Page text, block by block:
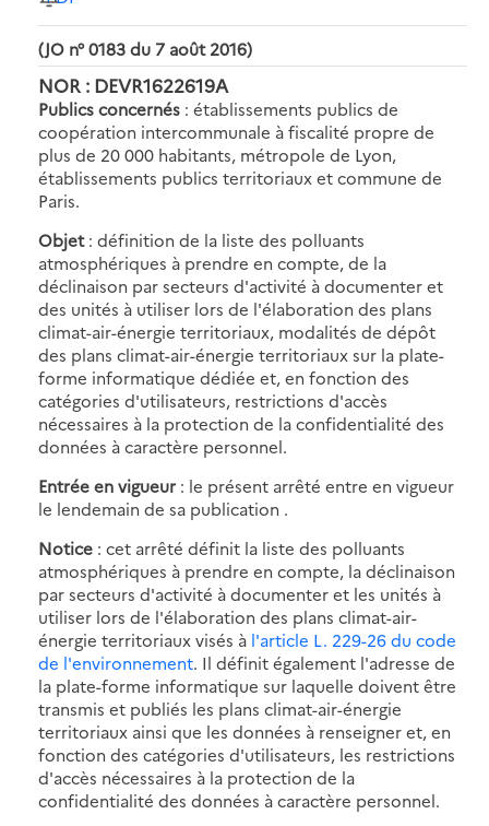
(JO n° 0183 du 7 août 2016)
NOR : DEVR1622619A
Publics concernés : établissements publics de
coopération intercommunale à fiscalité propre de
plus de 20 000 habitants, métropole de Lyon,
établissements publics territoriaux et commune de
Paris.
Objet: définition de la liste des polluants
atmosphériques à prendre en compte, de la
déclinaison par secteurs d'activité à documenter et
des unités à utiliser lors de l'élaboration des plans
climat-air-énergie territoriaux, modalités de dépôt
des plans climat-air-énergie territoriaux sur la plate-
forme informatique dédiée et, en fonction des
catégories d'utilisateurs, restrictions d'accès
nécessaires à la protection de la confidentialité des
données à caractère personnel.
Entrée en vigueur : le présent arrêté entre en vigueur
le lendemain de sa publication .
Notice : cet arrêté définit la liste des polluants
atmosphériques à prendre en compte, la déclinaison
par secteurs d'activité à documenter et les unités à
utiliser lors de l'élaboration des plans climat-air-
énergie territoriaux visés à l'article L. 229-26 du code
de l'environnement. Il définit également l'adresse de
la plate-forme informatique sur laquelle doivent être
transmis et publiés les plans climat-air-énergie
territoriaux ainsi que les données à renseigner et, en
fonction des catégories d'utilisateurs, les restrictions
d'accès nécessaires à la protection de la
confidentialité des données à caractère personnel.